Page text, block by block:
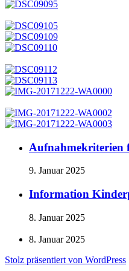
Aufnahmekriterien
9. Januar 2025
Information
8. Januar 2025
8. Januar 2025
Stolz präsentiert von WordPress